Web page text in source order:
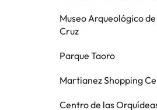
Museo Arqueológico
Cruz
Parque Taoro
Martianez Shopping
Centro de las